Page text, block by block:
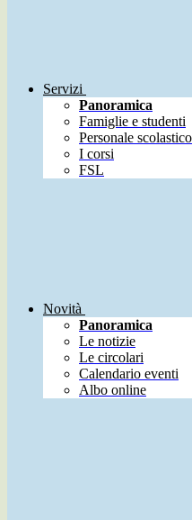
Servizi
Panoramica
Famiglie e studenti
Personale scolastico
I corsi
FSL
Novità
Panoramica
Le notizie
Le circolari
Calendario eventi
Albo online